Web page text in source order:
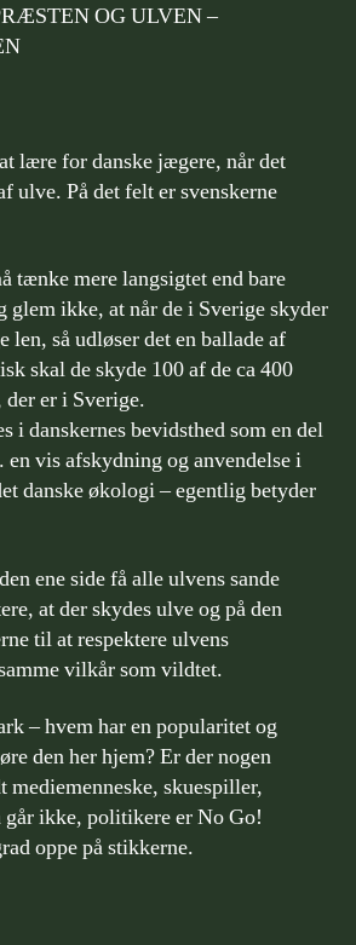
OG ULVEN –
lære for danske jægere, når det
ulve. På det felt er svenskerne
tænke mere langsigtet end bare
glem ikke, at når de i Sverige skyder
len, så udløser det en ballade af
skal de skyde 100 af de ca 400
er i Sverige.
i danskernes bevidsthed som en del
vis afskydning og anvendelse i
danske økologi – egentlig betyder
ene side få alle ulvens sande
at der skydes ulve og på den
til at respektere ulvens
vilkår som vildtet.
– hvem har en popularitet og
den her hjem? Er der nogen
mediemenneske, skuespiller,
ikke, politikere er No Go!
oppe på stikkerne.